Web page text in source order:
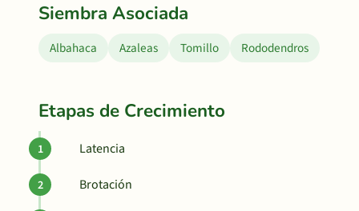
Siembra Asociada
Albahaca Azaleas Tomillo Rododendros
Etapas de Crecimiento
Latencia
Brotación